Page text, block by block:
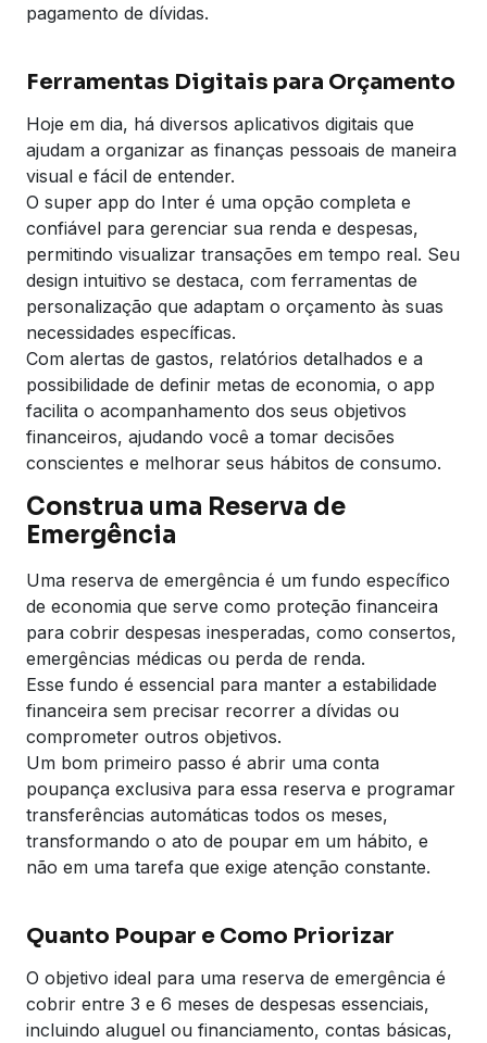
pagamento de dívidas.
Ferramentas Digitais para Orçamento
Hoje em dia, há diversos aplicativos digitais que
ajudam a organizar as finanças pessoais de maneira
visual e fácil de entender.
O super app do Inter é uma opção completa e
confiável para gerenciar sua renda e despesas,
permitindo visualizar transações em tempo real. Seu
design intuitivo se destaca, com ferramentas de
personalização que adaptam o orçamento às suas
necessidades específicas.
Com alertas de gastos, relatórios detalhados e a
possibilidade de definir metas de economia, o app
facilita o acompanhamento dos seus objetivos
financeiros, ajudando você a tomar decisões
conscientes e melhorar seus hábitos de consumo.
Construa uma Reserva de
Emergência
Uma reserva de emergência é um fundo específico
de economia que serve como proteção financeira
para cobrir despesas inesperadas, como consertos,
emergências médicas ou perda de renda.
Esse fundo é essencial para manter a estabilidade
financeira sem precisar recorrer a dívidas ou
comprometer outros objetivos.
Um bom primeiro passo é abrir uma conta
poupança exclusiva para essa reserva e programar
transferências automáticas todos os meses,
transformando o ato de poupar em um hábito, e
não em uma tarefa que exige atenção constante.
Quanto Poupar e Como Priorizar
O objetivo ideal para uma reserva de emergência é
cobrir entre 3 e 6 meses de despesas essenciais,
incluindo aluguel ou financiamento, contas básicas,